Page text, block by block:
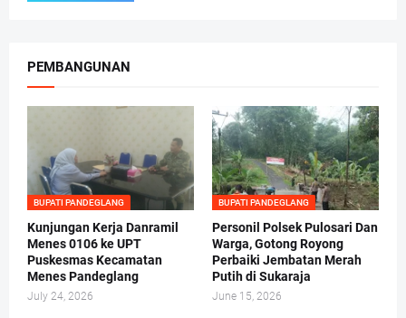
PEMBANGUNAN
BUPATI PANDEGLANG
Kunjungan Kerja Danramil
Menes 0106 ke UPT
Puskesmas Kecamatan
Menes Pandeglang
July 24, 2026
BUPATI PANDEGLANG
Personil Polsek Pulosari Dan
Warga, Gotong Royong
Perbaiki Jembatan Merah
Putih di Sukaraja
June 15, 2026